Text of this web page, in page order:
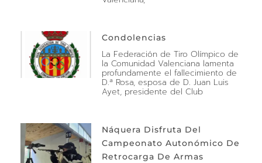
Condolencias
La Federación de Tiro Olímpico de
la Comunidad Valenciana lamenta
profundamente el fallecimiento de
D.ª Rosa, esposa de D. Juan Luis
Ayet, presidente del Club
Náquera Disfruta Del
Campeonato Autonómico De
Retrocarga De Armas